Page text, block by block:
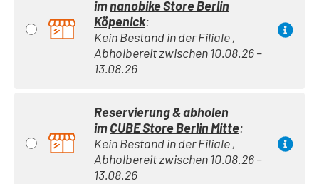
imnanobike Store Berlin
Köpenick:
Kein Bestand in der Filiale ,
Abholbereit zwischen 10.08.26 –
13.08.26
Reservierung & abholen
imCUBE Store Berlin Mitte:
Kein Bestand in der Filiale ,
Abholbereit zwischen 10.08.26 –
13.08.26